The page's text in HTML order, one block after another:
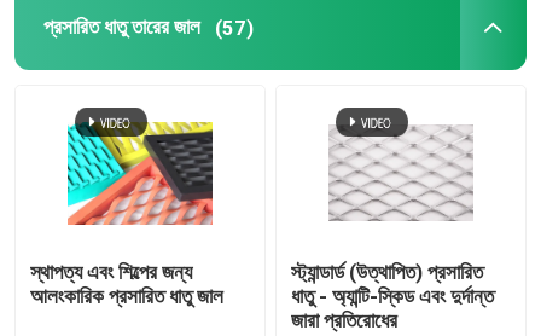
প্রসারিত ধাতু তারের জাল (57)
স্থাপত্য এবং শিল্পের জন্য
আলংকারিক প্রসারিত ধাতু জাল
স্ট্যান্ডার্ড (উত্থাপিত) প্রসারিত
ধাতু - অ্যান্টি-স্কিড এবং দুর্দান্ত
জারা প্রতিরোধের